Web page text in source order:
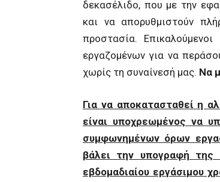
δεκασέλιδο, που με την
και να απορυθμιστούν
προστασία.
εργαζομένων για να
χωρίς τη συναίνεσή μας. Να
Για να αποκατασταθεί η
είναι υποχρεωμένος να
συμφωνημένων όρων
βάλει την υπογραφή της
εβδομαδιαίου εργάσιμου